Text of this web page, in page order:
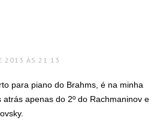
2013 ÀS 21:13
para piano do Brahms, é na minha
apenas do 2º do Rachmaninov e